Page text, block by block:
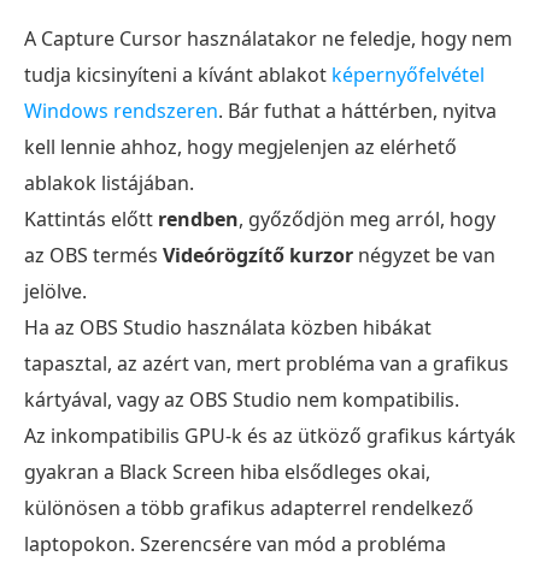
A Capture Cursor használatakor ne feledje, hogy nem
tudja kicsinyíteni a kívánt ablakot képernyőfelvétel
Windows rendszeren. Bár futhat a háttérben, nyitva
kell lennie ahhoz, hogy megjelenjen az elérhető
ablakok listájában.
Kattintás előtt rendben, győződjön meg arról, hogy
az OBS termés Videórögzítő kurzor négyzet be van
jelölve.
Ha az OBS Studio használata közben hibákat
tapasztal, az azért van, mert probléma van a grafikus
kártyával, vagy az OBS Studio nem kompatibilis.
Az inkompatibilis GPU-k és az ütköző grafikus kártyák
gyakran a Black Screen hiba elsődleges okai,
különösen a több grafikus adapterrel rendelkező
laptopokon. Szerencsére van mód a probléma